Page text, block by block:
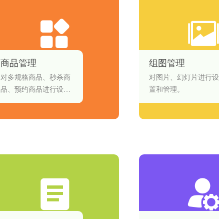
并整理数据，帮助用户
节省工作时间，高效
率、更便捷的完成工
作。
商品管理
对多规格商品、秒杀商
品、预约商品进行设置
和管理。
组图管理
对图片、幻灯片进行设
置和管理。